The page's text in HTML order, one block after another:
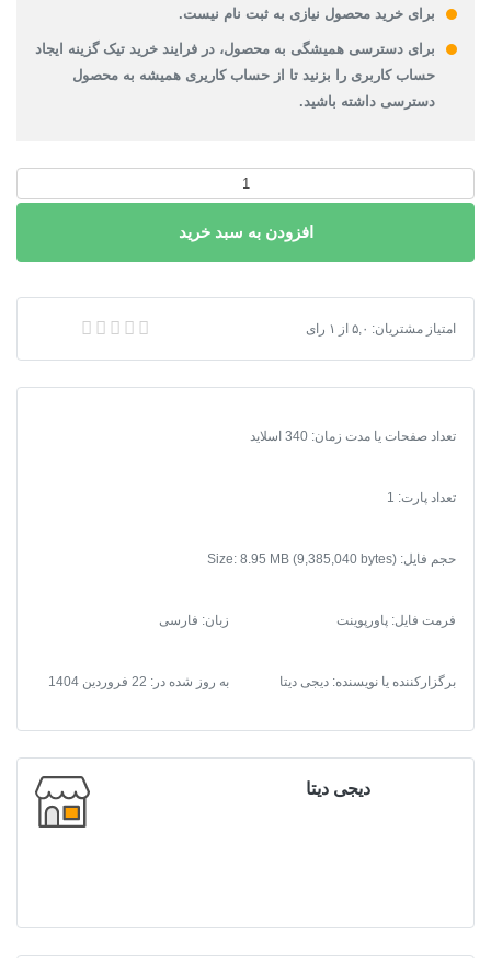
برای خرید محصول نیازی به ثبت نام نیست.
برای دسترسی همیشگی به محصول، در فرایند خرید تیک گزینه ایجاد
حساب کاربری را بزنید تا از حساب کاریری همیشه به محصول
دسترسی داشته باشید.
چینه
عدد
افزودن به سبد خرید
پاورپوینت چینه شناسی
امتیاز مشتریان: ۵,۰ از ۱ رای
تعداد صفحات یا مدت زمان: 340 اسلاید
تعداد پارت: 1
حجم فایل: Size: 8.95 MB (9,385,040 bytes)
فرمت فایل: پاورپوینت زبان: فارسی
برگزارکننده یا نویسنده: دیجی دیتا به روز شده در: 22 فروردین 1404
دیجی دیتا